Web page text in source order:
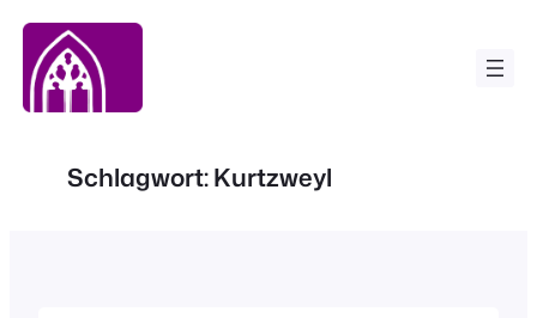
Zum
Inhalt
springen
Schlagwort:Kurtzweyl